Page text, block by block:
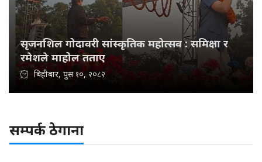
सृजनशिल गोदावरी सांस्कृतिक महोत्सव : समिक्षा र
रमेशले माहोल तताए
बिहीबार, पुस १०, २०८२
सम्पर्क ठेगाना